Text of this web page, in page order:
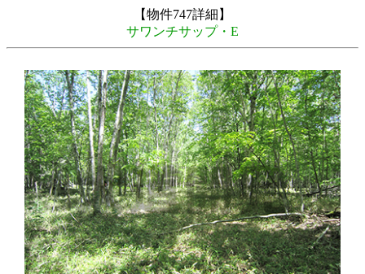
【物件747詳細】
サワンチサップ・E